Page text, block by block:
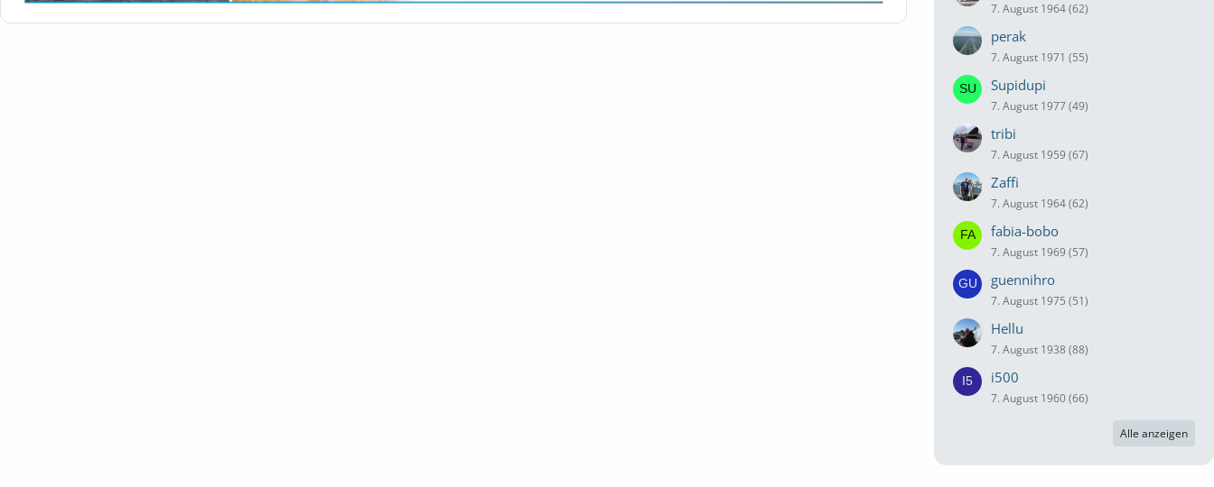
7. August 1964 (62)
perak
7. August 1971 (55)
Supidupi
7. August 1977 (49)
tribi
7. August 1959 (67)
Zaffi
7. August 1964 (62)
fabia-bobo
7. August 1969 (57)
guennihro
7. August 1975 (51)
Hellu
7. August 1938 (88)
i500
7. August 1960 (66)
Alle anzeigen